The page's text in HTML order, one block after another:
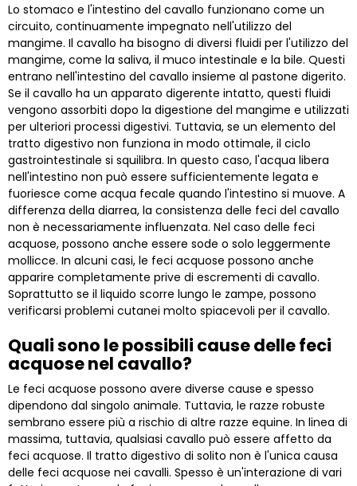
Lo stomaco e l'intestino del cavallo funzionano come un
circuito, continuamente impegnato nell'utilizzo del
mangime. Il cavallo ha bisogno di diversi fluidi per l'utilizzo del
mangime, come la saliva, il muco intestinale e la bile. Questi
entrano nell'intestino del cavallo insieme al pastone digerito.
Se il cavallo ha un apparato digerente intatto, questi fluidi
vengono assorbiti dopo la digestione del mangime e utilizzati
per ulteriori processi digestivi. Tuttavia, se un elemento del
tratto digestivo non funziona in modo ottimale, il ciclo
gastrointestinale si squilibra. In questo caso, l'acqua libera
nell'intestino non può essere sufficientemente legata e
fuoriesce come acqua fecale quando l'intestino si muove. A
differenza della diarrea, la consistenza delle feci del cavallo
non è necessariamente influenzata. Nel caso delle feci
acquose, possono anche essere sode o solo leggermente
mollicce. In alcuni casi, le feci acquose possono anche
apparire completamente prive di escrementi di cavallo.
Soprattutto se il liquido scorre lungo le zampe, possono
verificarsi problemi cutanei molto spiacevoli per il cavallo.
Quali sono le possibili cause delle feci
acquose nel cavallo?
Le feci acquose possono avere diverse cause e spesso
dipendono dal singolo animale. Tuttavia, le razze robuste
sembrano essere più a rischio di altre razze equine. In linea di
massima, tuttavia, qualsiasi cavallo può essere affetto da
feci acquose. Il tratto digestivo di solito non è l'unica causa
delle feci acquose nei cavalli. Spesso è un'interazione di vari